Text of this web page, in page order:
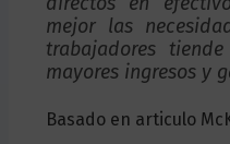
mejor las
trabajadores
mayores ingresos y
Basado en articulo
o
*